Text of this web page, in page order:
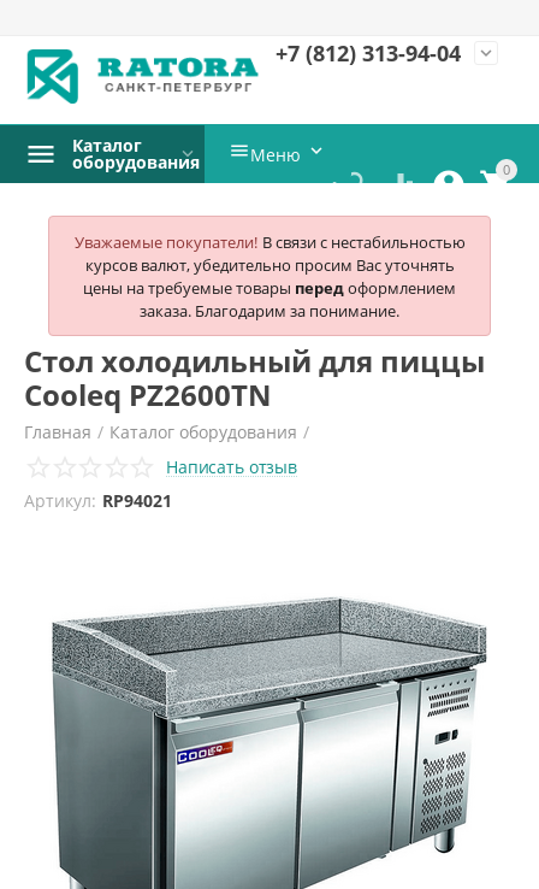
+7 (812) 313-94-04 expand_more
0


 
Каталог
оборудования Меню 
Уважаемые покупатели! В связи с нестабильностью
курсов валют, убедительно просим Вас уточнять
цены на требуемые товары передоформлением
заказа. Благодарим за понимание.
Стол холодильный для пиццы
Cooleq PZ2600TN
Главная / Каталог оборудования /
Холодильное и морозильное оборудование
Столы холодильные для пиццы
Написать отзыв
Артикул: RP94021